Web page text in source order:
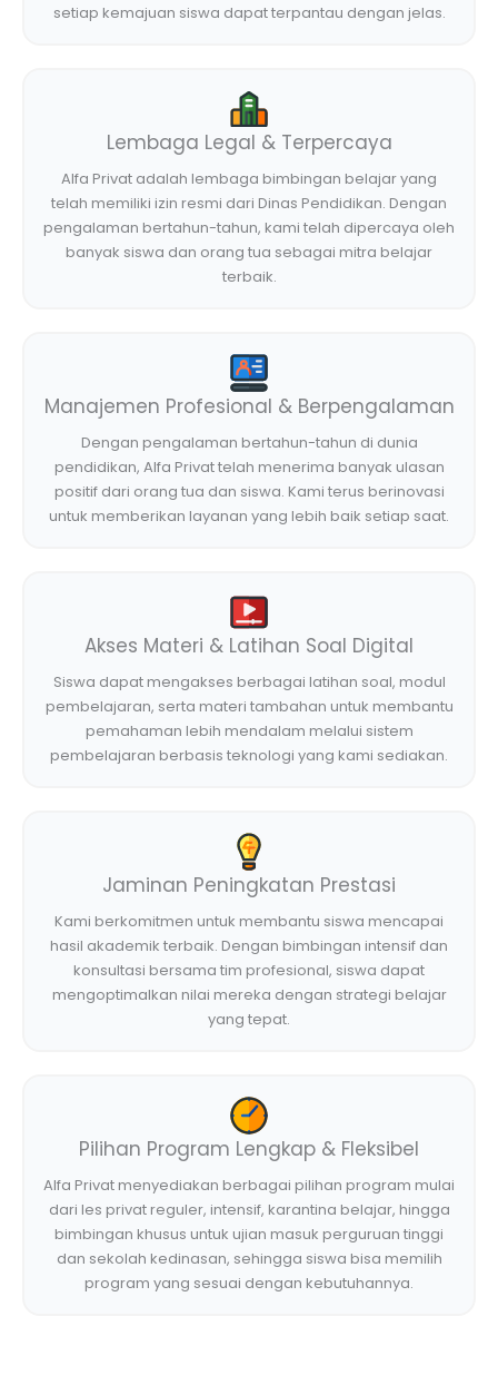
setiap kemajuan siswa dapat terpantau dengan jelas.
Lembaga Legal & Terpercaya
Alfa Privat adalah lembaga bimbingan belajar yang
telah memiliki izin resmi dari Dinas Pendidikan. Dengan
pengalaman bertahun-tahun, kami telah dipercaya oleh
banyak siswa dan orang tua sebagai mitra belajar
terbaik.
Manajemen Profesional & Berpengalaman
Dengan pengalaman bertahun-tahun di dunia
pendidikan, Alfa Privat telah menerima banyak ulasan
positif dari orang tua dan siswa. Kami terus berinovasi
untuk memberikan layanan yang lebih baik setiap saat.
Akses Materi & Latihan Soal Digital
Siswa dapat mengakses berbagai latihan soal, modul
pembelajaran, serta materi tambahan untuk membantu
pemahaman lebih mendalam melalui sistem
pembelajaran berbasis teknologi yang kami sediakan.
Jaminan Peningkatan Prestasi
Kami berkomitmen untuk membantu siswa mencapai
hasil akademik terbaik. Dengan bimbingan intensif dan
konsultasi bersama tim profesional, siswa dapat
mengoptimalkan nilai mereka dengan strategi belajar
yang tepat.
Pilihan Program Lengkap & Fleksibel
Alfa Privat menyediakan berbagai pilihan program mulai
dari les privat reguler, intensif, karantina belajar, hingga
bimbingan khusus untuk ujian masuk perguruan tinggi
dan sekolah kedinasan, sehingga siswa bisa memilih
program yang sesuai dengan kebutuhannya.